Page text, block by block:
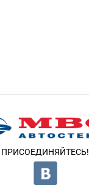
ПРИСОЕДИНЯЙТЕСЬ!